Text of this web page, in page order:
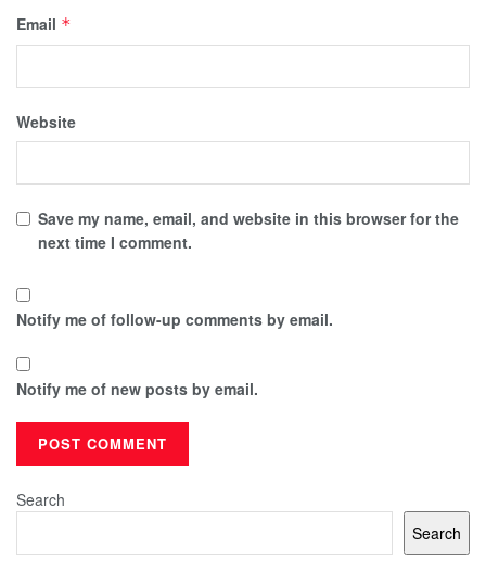
Email *
Website
Save my name, email, and website in this browser for the
next time I comment.
Notify me of follow-up comments by email.
Notify me of new posts by email.
Search
Search